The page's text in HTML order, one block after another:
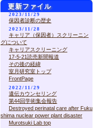
更新ファイル
2023/11/29
保因者診断の歴史
2023/11/28
キャリア（保因者）スクリーニン
グについて
キャリアスクリーニング
17-5-21読売新聞報道
その後の経緯
室月研究室トップ
FrontPage
2022/11/29
遺伝カウンセリング
第44回学術集会報告
Destroyed perinatal care after Fuku
shima nuclear power plant disaster
Murotsuki Lab top